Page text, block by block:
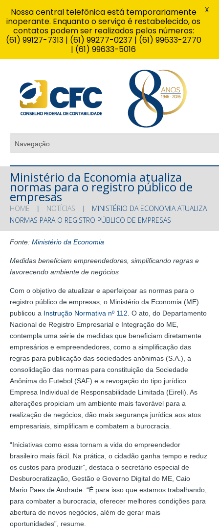
Ministério da Economia atualiza
normas para o registro público de
empresas
HOME NOTÍCIAS
MINISTÉRIO DA ECONOMIA ATUALIZA
NORMAS PARA O REGISTRO PÚBLICO DE EMPRESAS
Fonte: Ministério da Economia
Medidas beneficiam empreendedores, simplificando regras e
favorecendo ambiente de negócios
Com o objetivo de atualizar e aperfeiçoar as normas para o
registro público de empresas, o Ministério da Economia (ME)
publicou a Instrução Normativa nº 112 . O ato, do Departamento
Nacional de Registro Empresarial e Integração do ME,
contempla uma série de medidas que beneficiam diretamente
empresários e empreendedores, como a simplificação das
regras para publicação das sociedades anônimas (S.A.), a
consolidação das normas para constituição da Sociedade
Anônima do Futebol (SAF) e a revogação do tipo jurídico
Empresa Individual de Responsabilidade Limitada (Eireli). As
alterações propiciam um ambiente mais favorável para a
realização de negócios, dão mais segurança jurídica aos atos
empresariais, simplificam e combatem a burocracia.
“Iniciativas como essa tornam a vida do empreendedor
brasileiro mais fácil. Na prática, o cidadão ganha tempo e reduz
os custos para produzir”, destaca o secretário especial de
Desburocratização, Gestão e Governo Digital do ME, Caio
Mario Paes de Andrade. “É para isso que estamos trabalhando,
para combater a burocracia, oferecer melhores condições para
abertura de novos negócios, além de gerar mais
oportunidades”, resume.
Nossa central telefônica está temporariamente
inoperante. Enquanto o serviço é restabelecido, os
contatos podem ser realizados pelos números:
(61) 99127-7313 | (61) 99277-0237 | (61) 99633-2770
| (61) 99633-5016
X